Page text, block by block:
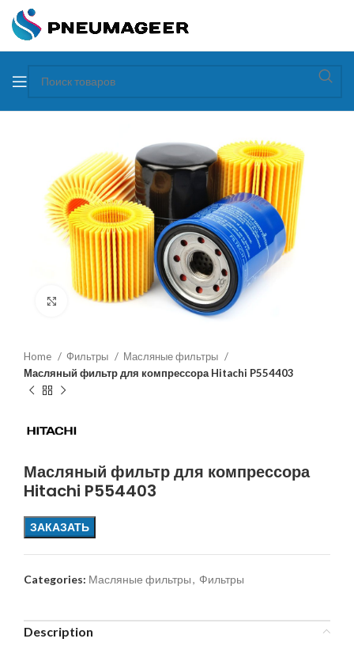
Увеличить
Home Фильтры
Масляные фильтры
Масляный фильтр для компрессора Hitachi P554403
Масляный фильтр для компрессора
Hitachi P554403
ЗАКАЗАТЬ
Categories: Масляные фильтры, Фильтры
Description